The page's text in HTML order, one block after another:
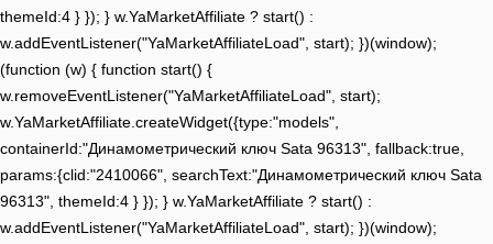
themeId:4 } }); } w.YaMarketAffiliate ? start() :
w.addEventListener("YaMarketAffiliateLoad", start); })(window);
(function (w) { function start() {
w.removeEventListener("YaMarketAffiliateLoad", start);
w.YaMarketAffiliate.createWidget({type:"models",
containerId:"Динамометрический ключ Sata 96313", fallback:true,
params:{clid:"2410066", searchText:"Динамометрический ключ Sata
96313", themeId:4 } }); } w.YaMarketAffiliate ? start() :
w.addEventListener("YaMarketAffiliateLoad", start); })(window);